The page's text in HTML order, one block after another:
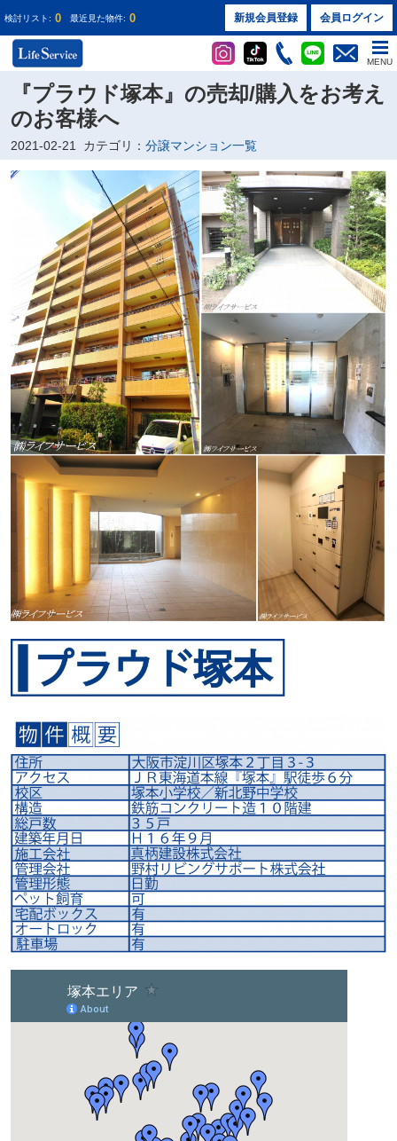
検討リスト: 0 最近見た物件: 0 新規会員登録 会員ログイン
MENU
『プラウド塚本』の売却/購入をお考え
のお客様へ
2021-02-21 カテゴリ： 分譲マンション一覧